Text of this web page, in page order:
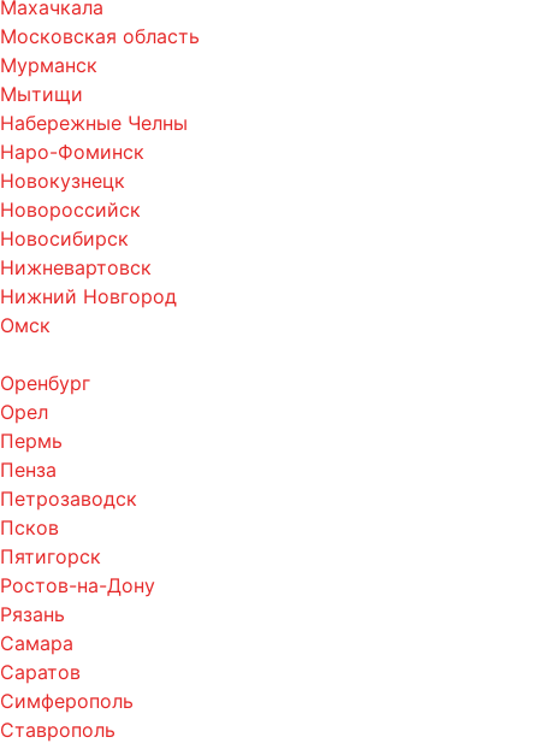
Махачкала
Московская область
Мурманск
Мытищи
Набережные Челны
Наро-Фоминск
Новокузнецк
Новороссийск
Новосибирск
Нижневартовск
Нижний Новгород
Омск
Оренбург
Орел
Пермь
Пенза
Петрозаводск
Псков
Пятигорск
Ростов-на-Дону
Рязань
Самара
Саратов
Симферополь
Ставрополь